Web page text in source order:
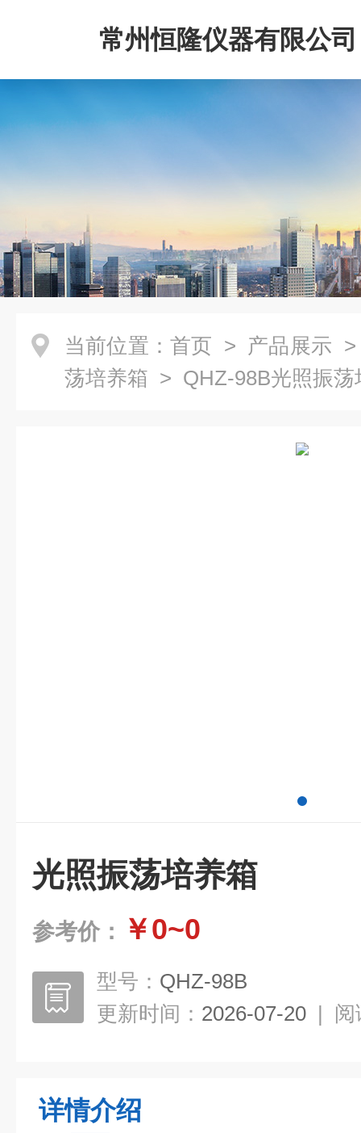
常州恒隆仪器有限公司
当前位置： 首页 > 产品展示
荡培养箱 > QHZ-98B光照振荡
光照振荡培养箱
参考价： ￥0~0
型号： QHZ-98B
更新时间： 2026-07-20 | 阅
详情介绍